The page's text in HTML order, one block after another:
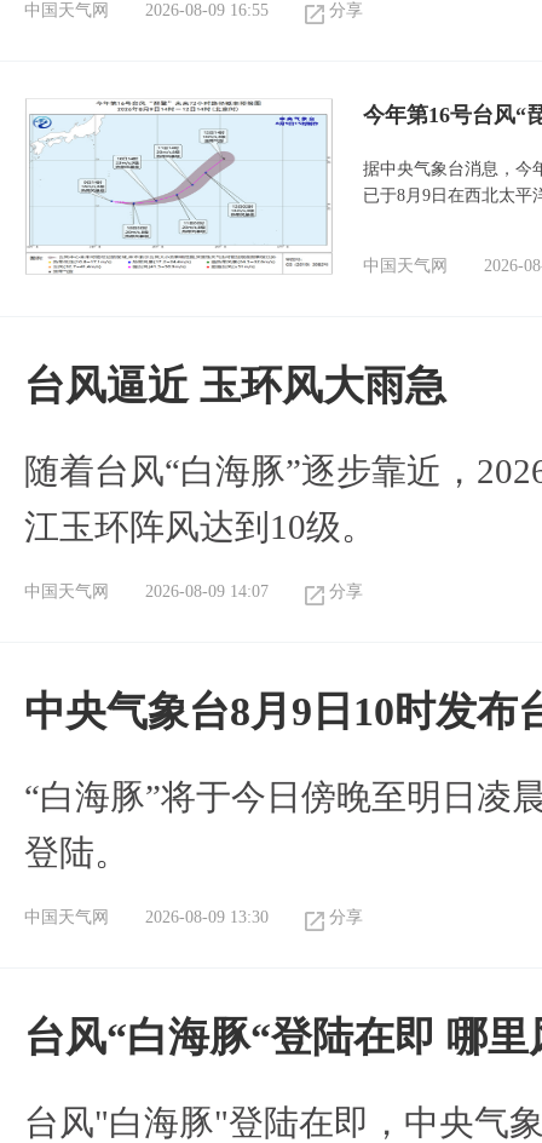
中国天气网 2026-08-09 16:55 分享
今年第16号台风“
据中央气象台消息，今
已于8月9日在西北太平
中国天气网 2026-
台风逼近 玉环风大雨急
随着台风“白海豚”逐步靠近，
江玉环阵风达到10级。
中国天气网 2026-08-09 14:07 分享
中央气象台8月9日10时发布
“白海豚”将于今日傍晚至明日凌
登陆。
中国天气网 2026-08-09 13:30 分享
台风“白海豚“登陆在即 哪
台风"白海豚"登陆在即，中央气